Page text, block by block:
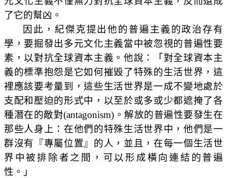
了它的幫凶。
因此，紀傑克提出他的普遍主義的政治存有
學，要掘發出多元文化主義當中被忽視的普遍性要
素，以對抗全球資本主義。他說：
「對全球資本主
義的標準抱怨是它如何摧毀了特殊的生活世界，這
裡應該要考量到，這些生活世界是一成不變地處於
支配和壓迫的形式中，以至於或多或少都遮掩了各
種潛在的敵對(antagonism) 。解放的普遍性要發生在
那些人身上：在他們的特殊生活世界中，他們是一
群沒有『專屬位置』的人，並且，在每一個生活世
界中被排除者之間，可以形成橫向連結的普遍
性。」